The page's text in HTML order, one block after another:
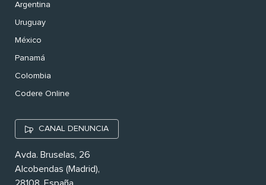
Argentina
Uruguay
México
Panamá
Colombia
Codere Online
CANAL DENUNCIA
Avda. Bruselas, 26
Alcobendas (Madrid),
28108. España